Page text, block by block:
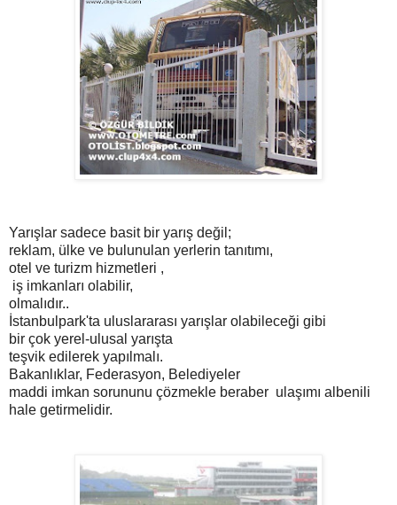
Yarışlar sadece basit bir yarış değil;
reklam, ülke ve bulunulan yerlerin tanıtımı,
otel ve turizm hizmetleri ,
iş imkanları olabilir,
olmalıdır..
İstanbulpark'ta uluslararası yarışlar olabileceği gibi
bir çok yerel-ulusal yarışta
teşvik edilerek yapılmalı.
Bakanlıklar, Federasyon, Belediyeler
maddi imkan sorununu çözmekle beraber ulaşımı albenili
hale getirmelidir.